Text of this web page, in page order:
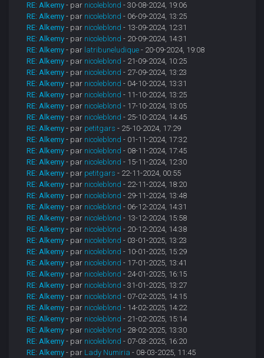
RE: Alkemy - par nicoleblond - 30-08-2024, 19:06
RE: Alkemy - par nicoleblond - 06-09-2024, 13:25
RE: Alkemy - par nicoleblond - 13-09-2024, 12:31
RE: Alkemy - par nicoleblond - 20-09-2024, 14:31
RE: Alkemy - par latribuneludique - 20-09-2024, 19:08
RE: Alkemy - par nicoleblond - 21-09-2024, 10:25
RE: Alkemy - par nicoleblond - 27-09-2024, 13:23
RE: Alkemy - par nicoleblond - 04-10-2024, 13:31
RE: Alkemy - par nicoleblond - 11-10-2024, 13:25
RE: Alkemy - par nicoleblond - 17-10-2024, 13:05
RE: Alkemy - par nicoleblond - 25-10-2024, 14:45
RE: Alkemy - par petitgars - 25-10-2024, 17:29
RE: Alkemy - par nicoleblond - 01-11-2024, 17:32
RE: Alkemy - par nicoleblond - 08-11-2024, 17:45
RE: Alkemy - par nicoleblond - 15-11-2024, 12:30
RE: Alkemy - par petitgars - 22-11-2024, 00:55
RE: Alkemy - par nicoleblond - 22-11-2024, 18:20
RE: Alkemy - par nicoleblond - 29-11-2024, 13:48
RE: Alkemy - par nicoleblond - 06-12-2024, 14:31
RE: Alkemy - par nicoleblond - 13-12-2024, 15:58
RE: Alkemy - par nicoleblond - 20-12-2024, 14:38
RE: Alkemy - par nicoleblond - 03-01-2025, 13:23
RE: Alkemy - par nicoleblond - 10-01-2025, 15:29
RE: Alkemy - par nicoleblond - 17-01-2025, 13:41
RE: Alkemy - par nicoleblond - 24-01-2025, 16:15
RE: Alkemy - par nicoleblond - 31-01-2025, 13:27
RE: Alkemy - par nicoleblond - 07-02-2025, 14:15
RE: Alkemy - par nicoleblond - 14-02-2025, 14:22
RE: Alkemy - par nicoleblond - 21-02-2025, 15:14
RE: Alkemy - par nicoleblond - 28-02-2025, 13:30
RE: Alkemy - par nicoleblond - 07-03-2025, 16:20
RE: Alkemy - par Lady Numiria - 08-03-2025, 11:45